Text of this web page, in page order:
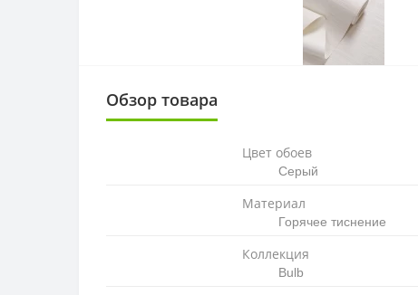
Обзор товара
Цвет обоев
Серый
Материал
Горячее тиснение
Коллекция
Bulb